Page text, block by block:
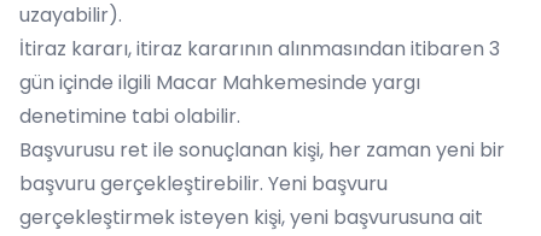
uzayabilir).
İtiraz kararı, itiraz kararının alınmasından itibaren 3
gün içinde ilgili Macar Mahkemesinde yargı
denetimine tabi olabilir.
Başvurusu ret ile sonuçlanan kişi, her zaman yeni bir
başvuru gerçekleştirebilir. Yeni başvuru
gerçekleştirmek isteyen kişi, yeni başvurusuna ait